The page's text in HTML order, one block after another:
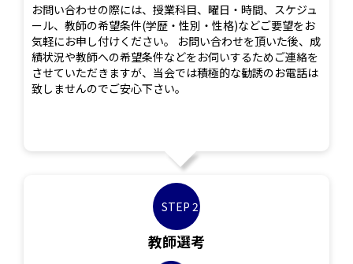
お問い合わせの際には、授業科目、曜日・時間、スケジュ
ール、教師の希望条件(学歴・性別・性格)などご要望をお
気軽にお申し付けください。 お問い合わせを頂いた後、成
績状況や教師への希望条件などをお伺いするためご連絡を
させていただきますが、当会では積極的な勧誘のお電話は
致しませんのでご安心下さい。
STEP 2
教師選考